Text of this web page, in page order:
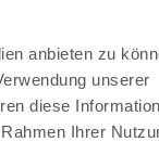
anbieten zu
unserer
diese
Ihrer